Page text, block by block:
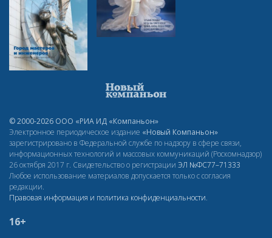
© 2000-2026 ООО «РИА ИД «Компаньон»
Электронное периодическое издание «Новый Компаньон»
зарегистрировано в Федеральной службе по надзору в сфере связи,
информационных технологий и массовых коммуникаций (Роскомнадзор)
26 октября 2017 г. Свидетельство о регистрации ЭЛ №ФС77–71333
Любое использование материалов допускается только с согласия
редакции.
Правовая информация и политика конфиденциальности.
16+